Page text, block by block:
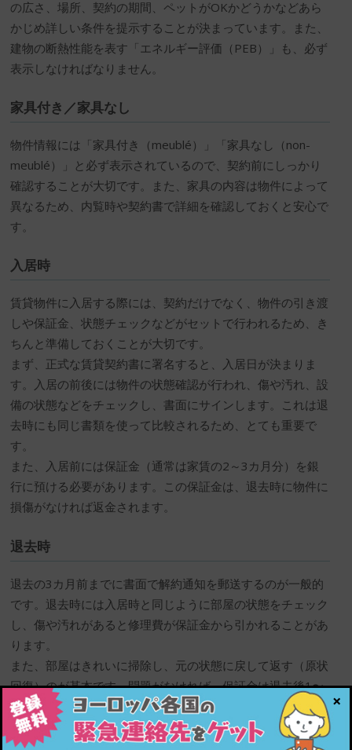
の広さ、場所、契約の期間、ペットがOKかどうかなどあら
かじめ詳しい条件を提示することが決まっています。また、
建物の断熱性能を表す「エネルギー評価（PEB）」も、必ず
表示しなければなりません。
家具付き／家具なし
物件情報には「家具付き（meublé）」「家具なし（non-
meublé）」と必ず表示されているので、契約前にしっかり
確認することが大切です。また、家具の内容は物件によって
異なるため、内覧時や契約書で詳細を確認しておくと安心で
す。
入居時
賃貸物件に入居する際には、契約だけでなく、物件の引き渡
しや保証金、状態チェックなどがセットで行われるため、き
ちんと準備しておくことが大切です。
まず、正式な賃貸契約書に署名すると、入居日が決まりま
す。入居の前後には物件の状態確認が行われ、傷や汚れ、設
備の状態などをチェックし、書面にサインします。これは退
去時にも同じ書類を使って比較されるため、とても重要で
す。
また、入居前には保証金（通常は家賃の2～3カ月分）を銀
行に預ける必要があります。この保証金は、退去時に物件に
損傷がなければ返金されます。
退去時
退去の3カ月前までに書面で解約通知を郵送するのが一般的
です。退去時には入居時と同じように部屋の状態をチェック
し、傷や汚れがあると修理費が保証金から引かれることがあ
ります。
また、部屋はきれいに掃除し、元の状態に戻して返す（原状
回復）のが基本です。問題がなければ、保証金は退去後1〜
2カ月ほどで返金されます。
×